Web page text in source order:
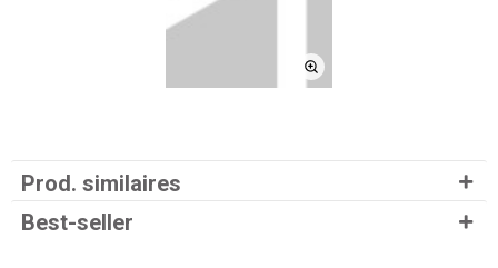
Prod. similaires
Best-seller